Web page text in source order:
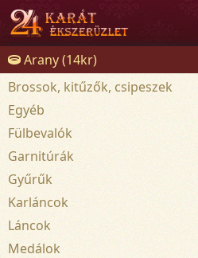
Arany (14kr)
Brossok, kitűzők, csipeszek
Egyéb
Fülbevalók
Garnitúrák
Gyűrűk
Karláncok
Láncok
Medálok